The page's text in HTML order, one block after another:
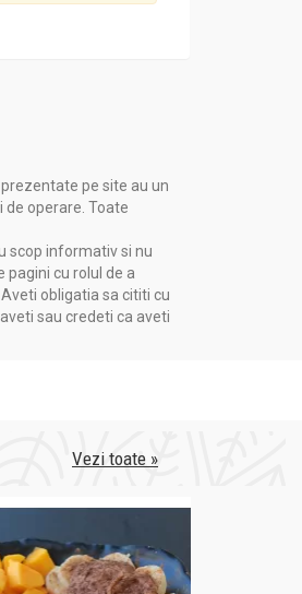
pe site au un
operare. Toate
scop informativ si nu
cu rolul de a
obligatia sa cititi cu
sau credeti ca aveti
Vezi toate »